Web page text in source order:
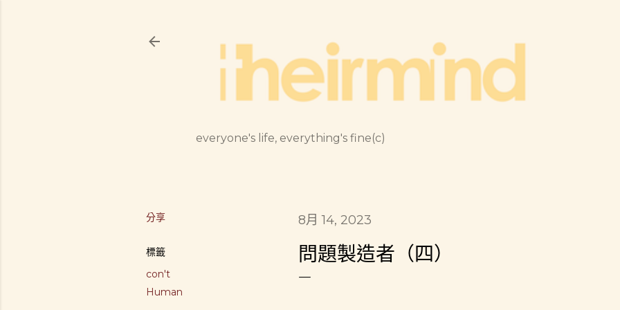
everyone's life, everything's fine(c)
分享
標籤
con't
Human
8月 14, 2023
問題製造者（四）